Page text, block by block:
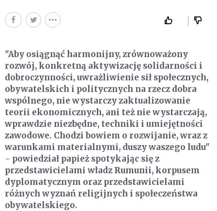
"Aby osiągnąć harmonijny, zrównoważony
rozwój, konkretną aktywizację solidarności i
dobroczynności, uwrażliwienie sił społecznych,
obywatelskich i politycznych na rzecz dobra
wspólnego, nie wystarczy zaktualizowanie
teorii ekonomicznych, ani też nie wystarczają,
wprawdzie niezbędne, techniki i umiejętności
zawodowe. Chodzi bowiem o rozwijanie, wraz z
warunkami materialnymi, duszy waszego ludu"
- powiedział papież spotykając się z
przedstawicielami władz Rumunii, korpusem
dyplomatycznym oraz przedstawicielami
różnych wyznań religijnych i społeczeństwa
obywatelskiego.